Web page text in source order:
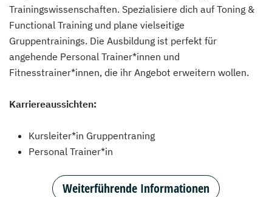
Trainingswissenschaften. Spezialisiere dich auf Toning &
Functional Training und plane vielseitige
Gruppentrainings. Die Ausbildung ist perfekt für
angehende Personal Trainer*innen und
Fitnesstrainer*innen, die ihr Angebot erweitern wollen.
Karriereaussichten:
Kursleiter*in Gruppentraning
Personal Trainer*in
Weiterführende Informationen